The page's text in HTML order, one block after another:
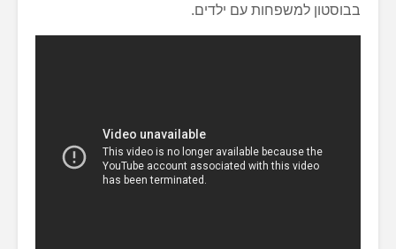
בבוסטון למשפחות עם ילדים.